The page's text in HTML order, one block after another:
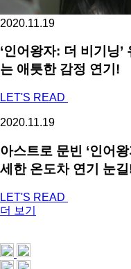
2020.11.19
‘인어왕자: 더 비기닝
는 애틋한 감정 연기!
LET'S READ
2020.11.19
아스트로 문빈 ‘인어
세한 온도차 연기 눈
LET'S READ
더 보기